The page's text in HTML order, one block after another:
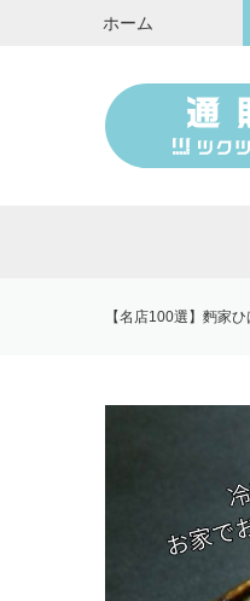
ホーム
【名店100選】麪家ひ